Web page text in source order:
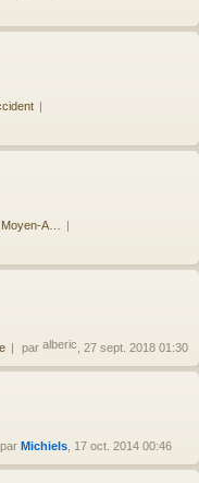
A…
par alberic , 27 sept. 2018 01:30
par Michiels , 17 oct. 2014 00:46